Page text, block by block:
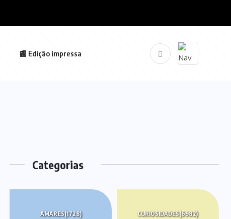
📰 Edição impressa
Categorias
AMARES(1728) CURIOSIDADES(6982)